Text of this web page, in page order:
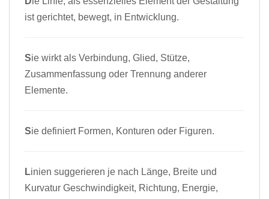
ist gerichtet, bewegt, in Entwicklung.
Sie wirkt als Verbindung, Glied, Stütze,
Zusammenfassung oder Trennung anderer
Elemente.
Sie definiert Formen, Konturen oder Figuren.
Linien suggerieren je nach Länge, Breite und
Kurvatur Geschwindigkeit, Richtung, Energie,